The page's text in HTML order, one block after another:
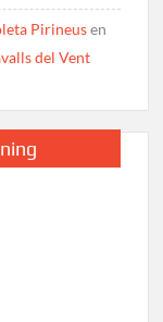
Pirineusen
del Vent